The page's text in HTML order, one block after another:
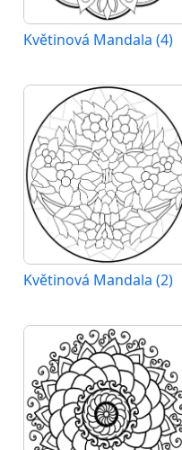
Květinová Mandala (4)
Květinová Mandala (2)